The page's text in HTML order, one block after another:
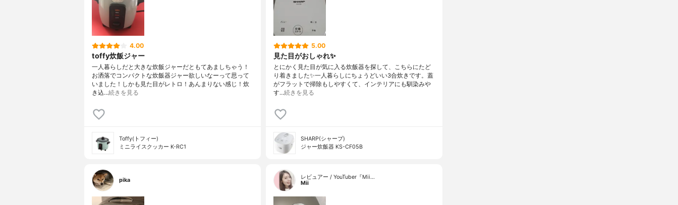
4.00
toffy炊飯ジャー
一人暮らしだと大きな炊飯ジャーだともてあましちゃう！
お洒落でコンパクトな炊飯器ジャー欲しいなーって思って
いました！しかも見た目がレトロ！あんまりない感じ！炊
き込…続きを見る
Toffy(トフィー)
ミニライスクッカー K-RC1
5.00
見た目がおしゃれ✨
とにかく見た目が気に入る炊飯器を探して、こちらにたど
り着きました✨一人暮らしにちょうどいい3合炊きです。蓋
がフラットで掃除もしやすくて、インテリアにも馴染みや
す…続きを見る
SHARP(シャープ)
ジャー炊飯器 KS-CF05B
pika
レビュアー / YouTuber『Mii…
Mii